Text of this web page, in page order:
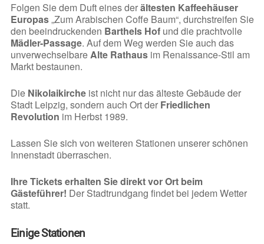
Folgen Sie dem Duft eines derältesten Kaffeehäuser
Europas„Zum Arabischen Coffe Baum“, durchstreifen Sie
den beeindruckenden Barthels Hofund die prachtvolle
Mädler-Passage. Auf dem Weg werden Sie auch das
unverwechselbareAlte Rathausim Renaissance-Stil am
Markt bestaunen.
Die Nikolaikircheist nicht nur das älteste Gebäude der
Stadt Leipzig, sondern auch Ort der Friedlichen
Revolution im Herbst 1989.
Lassen Sie sich von weiteren Stationen unserer schönen
Innenstadt überraschen.
Ihre Tickets erhalten Sie direkt vor Ort beim
Gästeführer! Der Stadtrundgang findet bei jedem Wetter
statt.
Einige Stationen